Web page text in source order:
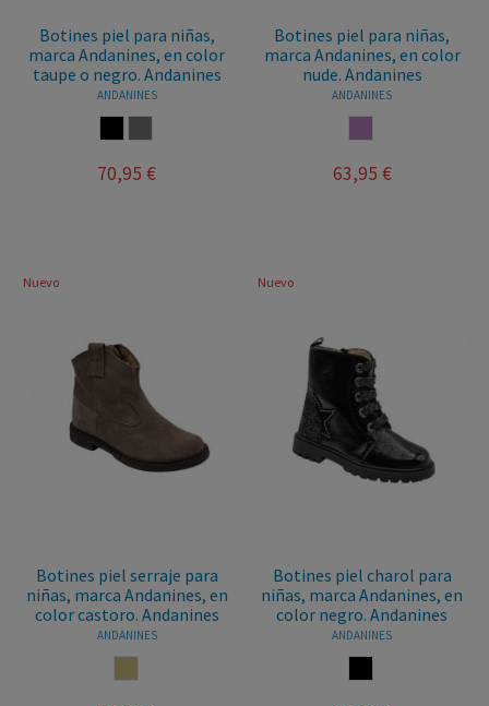
Botines piel para niñas,
marca Andanines, en color
taupe o negro. Andanines
ANDANINES
70,95 €
Botines piel para niñas,
marca Andanines, en color
nude. Andanines
ANDANINES
63,95 €
Nuevo
Botines piel serraje para
niñas, marca Andanines, en
color castoro. Andanines
ANDANINES
Nuevo
Botines piel charol para
niñas, marca Andanines, en
color negro. Andanines
ANDANINES